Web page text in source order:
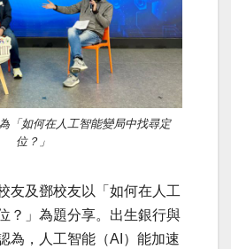
「如何在人工智能變局中找尋定
位？」
友及鄧校友以「如何在人工
？」為題分享。出生銀行與
為，人工智能（AI）能加速